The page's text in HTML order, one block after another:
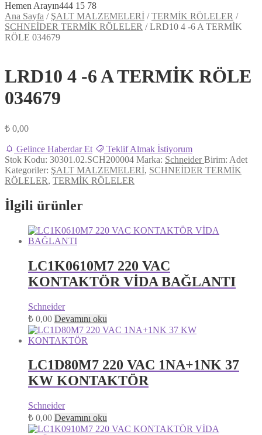
Hemen Arayın444 15 78
Ana Sayfa / ŞALT MALZEMELERİ /TERMİK RÖLELER /
SCHNEİDER TERMİK RÖLELER /LRD10 4 -6 A TERMİK
RÖLE 034679
LRD10 4 -6 A TERMİK RÖLE
034679
₺ 0,00
Gelince Haberdar Et
Teklif Almak İstiyorum
Stok Kodu: 30301.02.SCH200004 Marka: SchneiderBirim: Adet
Kategoriler: ŞALT MALZEMELERİ, SCHNEİDER TERMİK
RÖLELER, TERMİK RÖLELER
İlgili ürünler
LC1K0610M7 220 VAC
KONTAKTÖR VİDA BAĞLANTI
Schneider
₺ 0,00 Devamını oku
LC1D80M7 220 VAC 1NA+1NK 37
KW KONTAKTÖR
Schneider
₺ 0,00 Devamını oku